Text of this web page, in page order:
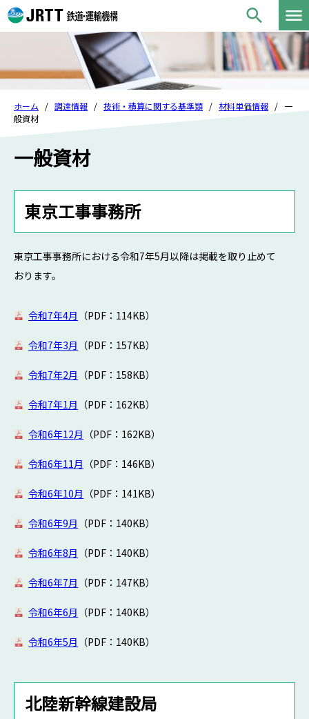
ホーム 調達情報 技術・積算に関する基準類 材料単価情報
一
般資材
一般資材
東京工事事務所
東京工事事務所における令和7年5月以降は掲載を取り止めて
おります。
令和7年4月 （PDF：114KB）
令和7年3月 （PDF：157KB）
令和7年2月 （PDF：158KB）
令和7年1月 （PDF：162KB）
令和6年12月 （PDF：162KB）
令和6年11月 （PDF：146KB）
令和6年10月 （PDF：141KB）
令和6年9月 （PDF：140KB）
令和6年8月 （PDF：140KB）
令和6年7月 （PDF：147KB）
令和6年6月 （PDF：140KB）
令和6年5月 （PDF：140KB）
北陸新幹線建設局